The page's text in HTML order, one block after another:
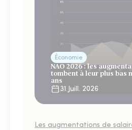
Économie
NAO 2026 : les
tombent à leur plus bas
ans
31 Juill. 2026
Les augmentations de